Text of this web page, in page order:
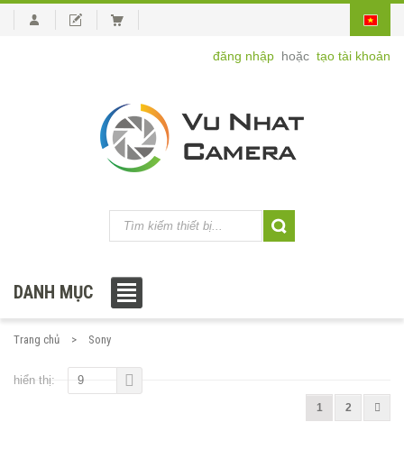
đăng nhập hoặc tạo tài khoản
DANH MỤC
Trang chủ Sony
1 2
hiển thị: 9